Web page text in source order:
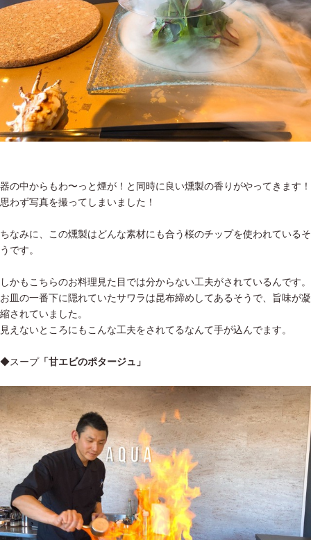
器の中からもわ〜っと煙が！と同時に良い燻製の香りがやってきます！
思わず写真を撮ってしまいました！
ちなみに、この燻製はどんな素材にも合う桜のチップを使われているそ
うです。
しかもこちらのお料理見た目では分からない工夫がされているんです。
お皿の一番下に隠れていたサワラは昆布締めしてあるそうで、旨味が凝
縮されていました。
見えないところにもこんな工夫をされてるなんて手が込んでます。
◆スープ「甘エビのポタージュ」